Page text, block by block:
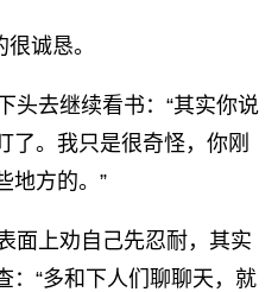
诚恳。
去继续看书：“其实你说
了。我只是很奇怪，你刚
地方的。”
面上劝自己先忍耐，其实
：“多和下人们聊聊天，就